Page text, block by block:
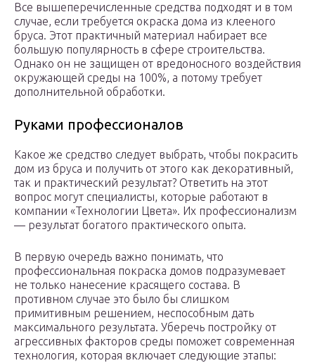
Все вышеперечисленные средства подходят и в том
случае, если требуется окраска дома из клееного
бруса. Этот практичный материал набирает все
большую популярность в сфере строительства.
Однако он не защищен от вредоносного воздействия
окружающей среды на 100%, а потому требует
дополнительной обработки.
Руками профессионалов
Какое же средство следует выбрать, чтобы покрасить
дом из бруса и получить от этого как декоративный,
так и практический результат? Ответить на этот
вопрос могут специалисты, которые работают в
компании «Технологии Цвета». Их профессионализм
— результат богатого практического опыта.
В первую очередь важно понимать, что
профессиональная покраска домов подразумевает
не только нанесение красящего состава. В
противном случае это было бы слишком
примитивным решением, неспособным дать
максимального результата. Уберечь постройку от
агрессивных факторов среды поможет современная
технология, которая включает следующие этапы: